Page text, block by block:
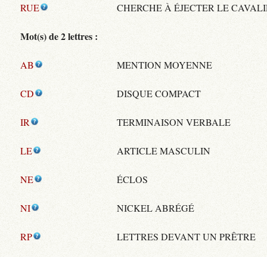
RUE CHERCHE À ÉJECTER LE
Mot(s) de 2 lettres :
AB MENTION MOYENNE
CD DISQUE COMPACT
IR TERMINAISON VERBALE
LE ARTICLE MASCULIN
NE ÉCLOS
NI NICKEL ABRÉGÉ
RP LETTRES DEVANT UN PRÊTRE